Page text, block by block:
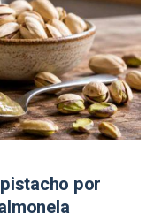
por